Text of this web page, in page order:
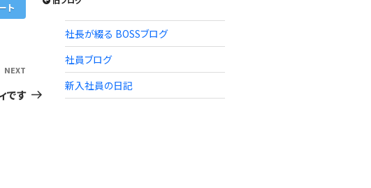
ト
Post
NEXT
です
社長が綴る BOSSブログ
社員ブログ
新入社員の日記